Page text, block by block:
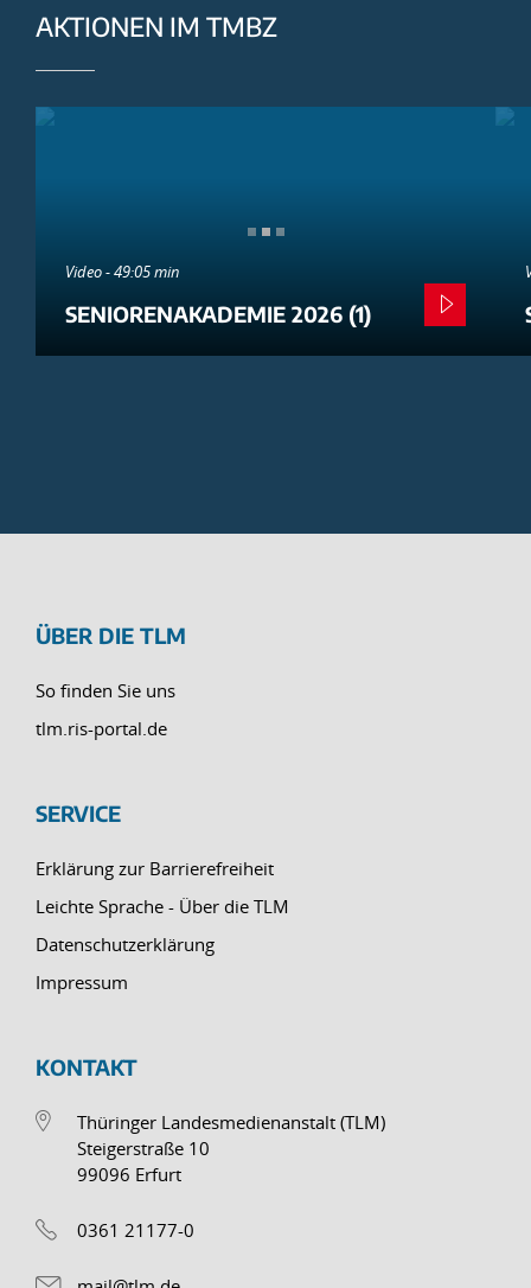
AKTIONEN IM TMBZ
Video - 49:05 min
SENIORENAKADEMIE 2026 (1)
ÜBER DIE TLM
So finden Sie uns
tlm.ris-portal.de
SERVICE
Erklärung zur Barrierefreiheit
Leichte Sprache - Über die TLM
Datenschutzerklärung
Impressum
KONTAKT
Thüringer Landesmedienanstalt (TLM)
Steigerstraße 10
99096 Erfurt
0361 21177-0